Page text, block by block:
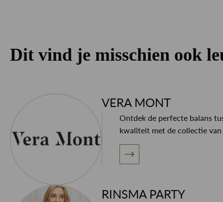
Dit vind je misschien ook
VERA MONT
Ontdek de perfecte balans
kwaliteit met de collectie van
RINSMA PARTY